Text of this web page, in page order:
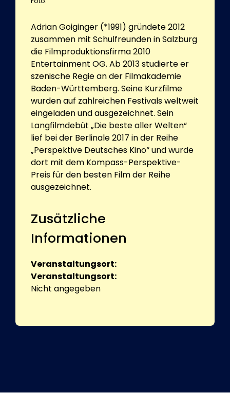
Adrian Goiginger (*1991) gründete 2012
zusammen mit Schulfreunden in Salzburg
die Filmproduktionsfirma 2010
Entertainment OG. Ab 2013 studierte er
szenische Regie an der Filmakademie
Baden-Württemberg. Seine Kurzfilme
wurden auf zahlreichen Festivals weltweit
eingeladen und ausgezeichnet. Sein
Langfilmdebüt „Die beste aller Welten“
lief bei der Berlinale 2017 in der Reihe
„Perspektive Deutsches Kino“ und wurde
dort mit dem Kompass-Perspektive-
Preis für den besten Film der Reihe
ausgezeichnet.
Zusätzliche
Informationen
Veranstaltungsort:
Veranstaltungsort:
Nicht angegeben